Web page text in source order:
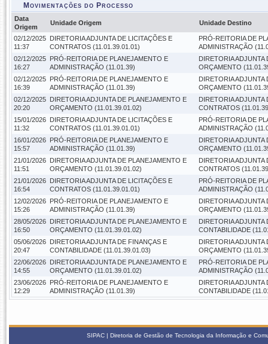
Movimentações do Processo
Data
Origem
Unidade Origem Unidade Destino
02/12/2025
11:37
DIRETORIA ADJUNTA DE LICITAÇÕES E
CONTRATOS (11.01.39.01.01)
PRÓ-REITORIA DE
ADMINISTRAÇÃO
02/12/2025
16:27
PRÓ-REITORIA DE PLANEJAMENTO E
ADMINISTRAÇÃO (11.01.39)
DIRETORIA ADJUNTA
ORÇAMENTO
02/12/2025
16:39
PRÓ-REITORIA DE PLANEJAMENTO E
ADMINISTRAÇÃO (11.01.39)
DIRETORIA ADJUNTA
ORÇAMENTO
02/12/2025
20:20
DIRETORIA ADJUNTA DE PLANEJAMENTO E
ORÇAMENTO (11.01.39.01.02)
DIRETORIA ADJUNTA
CONTRATOS
15/01/2026
11:32
DIRETORIA ADJUNTA DE LICITAÇÕES E
CONTRATOS (11.01.39.01.01)
PRÓ-REITORIA DE
ADMINISTRAÇÃO
16/01/2026
15:57
PRÓ-REITORIA DE PLANEJAMENTO E
ADMINISTRAÇÃO (11.01.39)
DIRETORIA ADJUNTA
ORÇAMENTO
21/01/2026
11:51
DIRETORIA ADJUNTA DE PLANEJAMENTO E
ORÇAMENTO (11.01.39.01.02)
DIRETORIA ADJUNTA
CONTRATOS
21/01/2026
16:54
DIRETORIA ADJUNTA DE LICITAÇÕES E
CONTRATOS (11.01.39.01.01)
PRÓ-REITORIA DE
ADMINISTRAÇÃO
12/02/2026
15:26
PRÓ-REITORIA DE PLANEJAMENTO E
ADMINISTRAÇÃO (11.01.39)
DIRETORIA ADJUNTA
ORÇAMENTO
28/05/2026
16:50
DIRETORIA ADJUNTA DE PLANEJAMENTO E
ORÇAMENTO (11.01.39.01.02)
DIRETORIA ADJUNTA
CONTABILIDADE
05/06/2026
20:47
DIRETORIA ADJUNTA DE FINANÇAS E
CONTABILIDADE (11.01.39.01.03)
DIRETORIA ADJUNTA
ORÇAMENTO
22/06/2026
14:55
DIRETORIA ADJUNTA DE PLANEJAMENTO E
ORÇAMENTO (11.01.39.01.02)
PRÓ-REITORIA DE
ADMINISTRAÇÃO
23/06/2026
12:29
PRÓ-REITORIA DE PLANEJAMENTO E
ADMINISTRAÇÃO (11.01.39)
DIRETORIA ADJUNTA
CONTABILIDADE
SIPAC | Diretoria de Gestão de Tecnologia da Informação e